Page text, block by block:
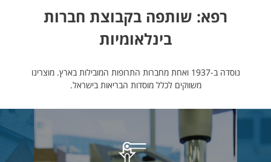
רפא: שותפה בקבוצת חברות
בינלאומיות
נוסדה ב-1937 ואחת מחברות התרופות המובילות בארץ. מוצרינו
משווקים לכלל מוסדות הבריאות בישראל.